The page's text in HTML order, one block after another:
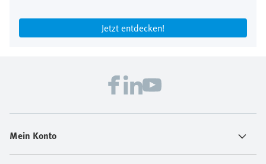
Jetzt entdecken!
Mein Konto